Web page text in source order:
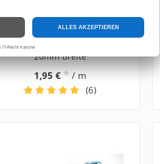
Klettband - Klettverschluss -
20mm Breite
1,95 € * / m
(6)